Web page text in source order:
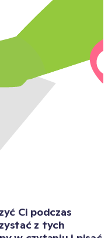
Ci podczas
z tych